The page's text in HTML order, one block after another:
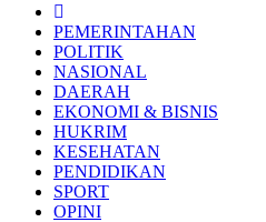
PEMERINTAHAN
POLITIK
NASIONAL
DAERAH
EKONOMI & BISNIS
HUKRIM
KESEHATAN
PENDIDIKAN
SPORT
OPINI